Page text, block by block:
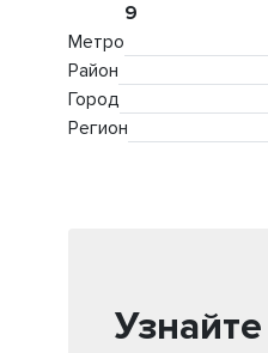
9
Метро
Район
Город
Регион